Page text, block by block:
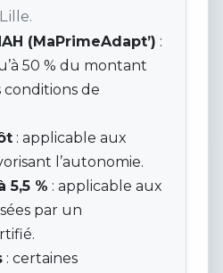
(MaPrimeAdapt’) :
50 % du montant
conditions de
: applicable aux
l’autonomie.
5,5 % : applicable aux
par un
: certaines